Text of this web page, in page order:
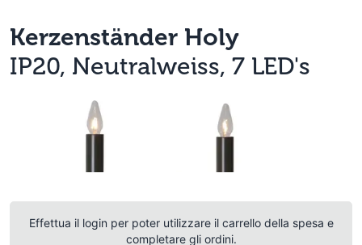
Kerzenständer Holy
IP20, Neutralweiss, 7 LED's
Effettua il login per poter utilizzare il carrello della spesa e
completare gli ordini.